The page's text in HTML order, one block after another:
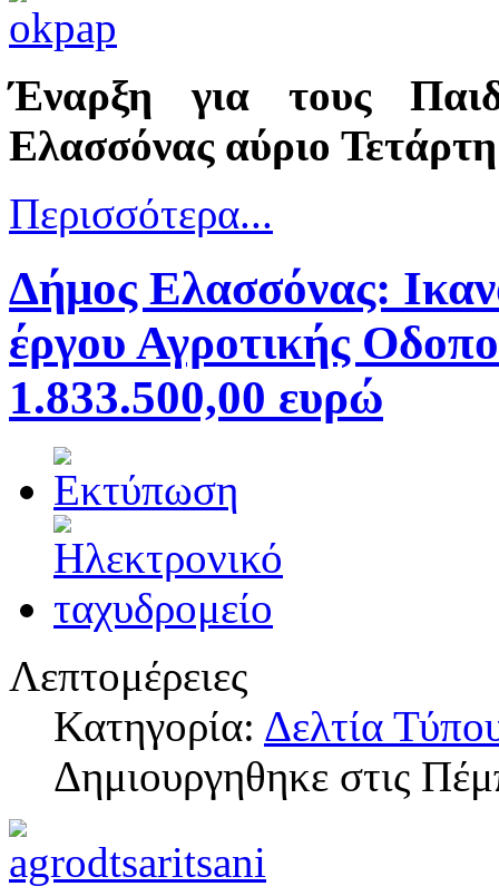
Έναρξη για τους
Ελασσόνας αύριο
Περισσότερα...
Δήμος Ελασσόνας:
έργου Αγροτικής
1.833.500,00 ευρώ
Λεπτομέρειες
Κατηγορία: Δελτία
Δημιουργηθηκε στις